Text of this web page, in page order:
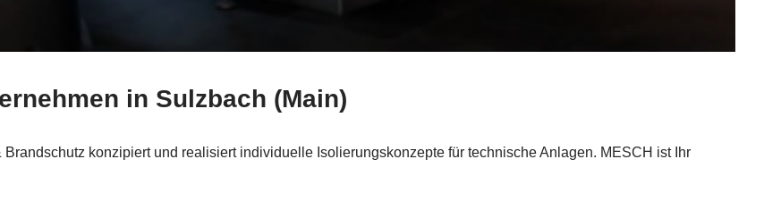
in Sulzbach (Main)
konzipiert und realisiert individuelle Isolierungskonzepte für technische Anlagen. MESCH ist Ihr